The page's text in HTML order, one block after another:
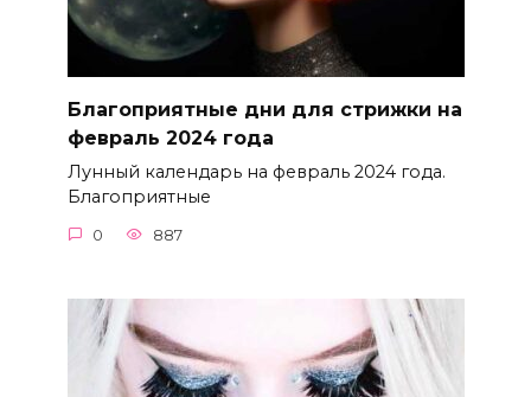
Благоприятные дни для стрижки на
февраль 2024 года
Лунный календарь на февраль 2024 года.
Благоприятные
0 887